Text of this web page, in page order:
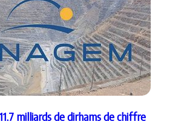
milliards de dirhams de chiffre